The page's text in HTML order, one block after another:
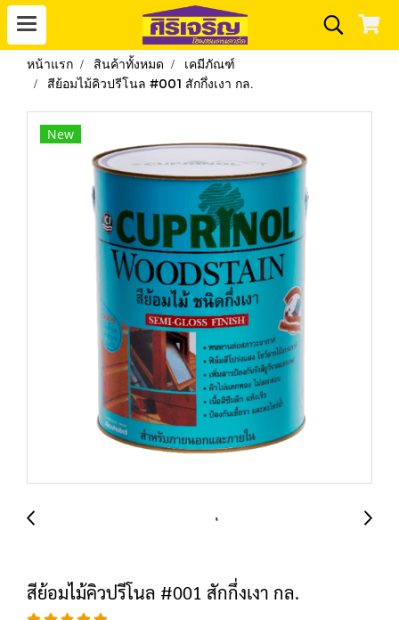
หน้าแรก สินค้าทั้งหมด
เคมีภัณฑ์
สีย้อมไม้คิวปรีโนล #001 สักกึ่งเงา กล.
New
สีย้อมไม้คิวปรีโนล #001 สักกึ่งเงา กล.